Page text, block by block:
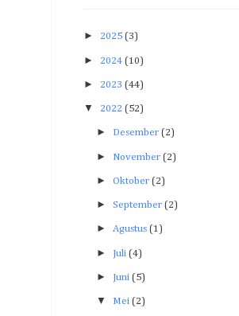
► 2025 (3)
► 2024 (10)
► 2023 (44)
▼ 2022 (52)
► Desember (2)
► November (2)
► Oktober (2)
► September (2)
► Agustus (1)
► Juli (4)
► Juni (5)
▼ Mei (2)